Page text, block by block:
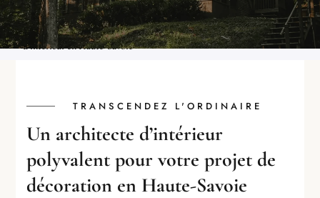
Architecte d'intérieur ynspir /Ynspir, architectes d’intérieurs
minimalistes en Auvergne Rhône Alpes/Ynspir – Votre architecte
d’intérieur en Haute-Savoie
TRANSCENDEZ L'ORDINAIRE
Un architecte d’intérieur
polyvalent pour votre projet de
décoration en Haute-Savoie